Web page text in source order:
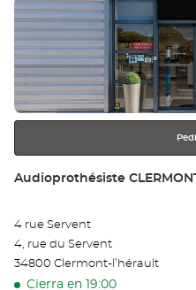
Pulse
ENTER
para
obtener
más
información
Tienda:
Audioprothésiste
4 rue Servent
4, rue du Servent
34800 Clermont-l’hérault
Cierra en 19:00